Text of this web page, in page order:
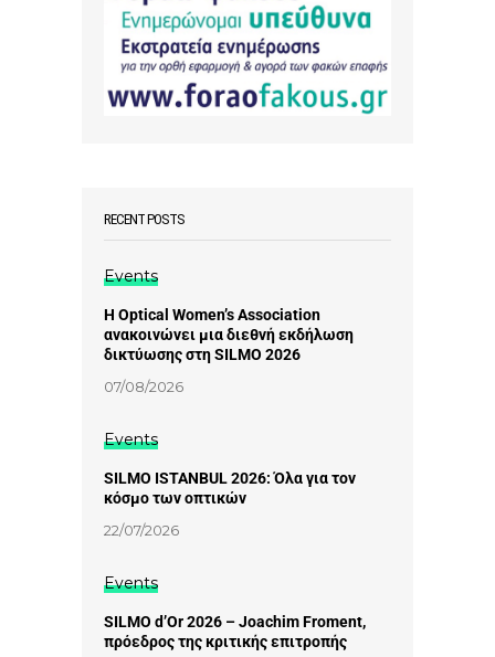
RECENT POSTS
Events
Η Optical Women’s Association
ανακοινώνει μια διεθνή εκδήλωση
δικτύωσης στη SILMO 2026
07/08/2026
Events
SILMO ISTANBUL 2026: Όλα για τον
κόσμο των οπτικών
22/07/2026
Events
SILMO d’Or 2026 – Joachim Froment,
πρόεδρος της κριτικής επιτροπής